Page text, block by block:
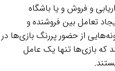
و فروش و یا باشگاه
تعامل بین فروشنده و
از حضور پررنگ بازی‌ها در
که بازی‌ها تنها یک عامل